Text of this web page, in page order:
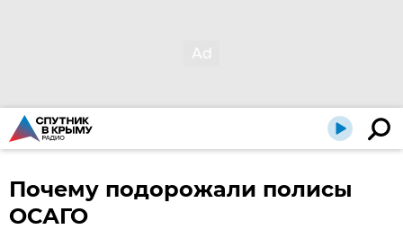
Почему подорожали полисы
ОСАГО